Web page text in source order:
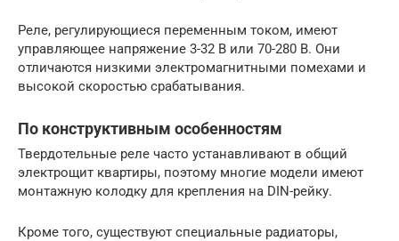
Реле, регулирующиеся переменным током, имеют
управляющее напряжение 3-32 В или 70-280 В. Они
отличаются низкими электромагнитными помехами и
высокой скоростью срабатывания.
По конструктивным особенностям
Твердотельные реле часто устанавливают в общий
электрощит квартиры, поэтому многие модели имеют
монтажную колодку для крепления на DIN-рейку.
Кроме того, существуют специальные радиаторы,